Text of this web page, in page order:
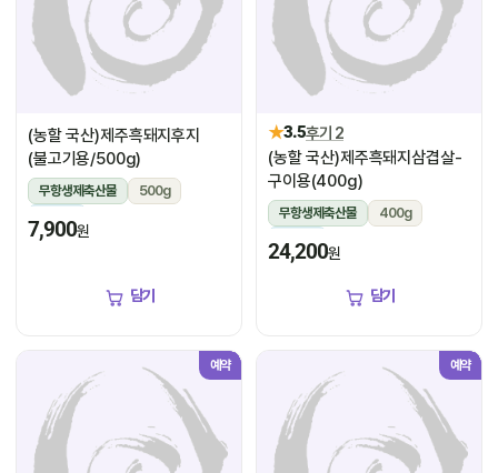
(농할 국산)제주흑돼지후지
(불고기용/500g)
무항생제축산물
500g
냉장
7,900원
담기
★3.5후기 2
(농할 국산)제주흑돼지삼겹살-
구이용(400g)
무항생제축산물
400g
냉장
24,200원
담기
예약 예약